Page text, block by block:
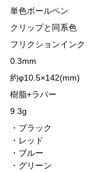
単色ボールペン
クリップと同系色
フリクションインク
0.3mm
約φ10.5×142(mm)
樹脂+ラバー
9.3g
・ブラック
・レッド
・ブルー
・グリーン